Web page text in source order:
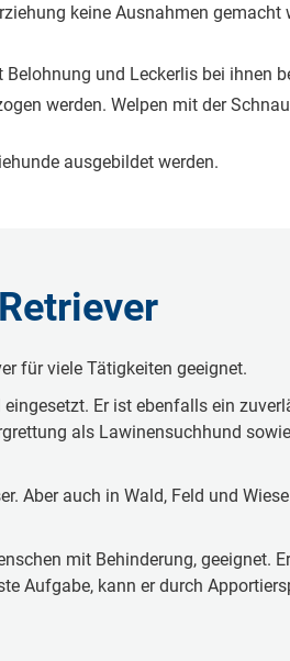
keine Ausnahmen gemacht
und Leckerlis bei ihnen
werden. Welpen mit der
ausgebildet werden.
für viele Tätigkeiten geeignet.
Er ist ebenfalls ein
als Lawinensuchhund
Aber auch in Wald, Feld und
mit Behinderung, geeignet.
Aufgabe, kann er durch